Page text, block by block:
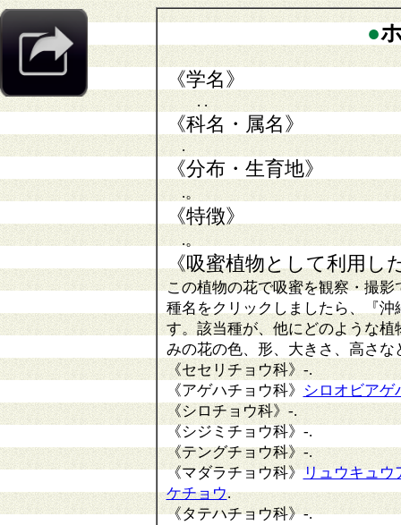
●
《学名》
. .
《科名・属名》
.
《分布・生育地》
.。
《特徴》
.。
《吸蜜植物として利用し
この植物の花で吸蜜を観察・撮影
種名をクリックしましたら、『
す。該当種が、他にどのような
みの花の色、形、大きさ、高さ
《セセリチョウ科》-.
《アゲハチョウ科》 シロオビアゲ
《シロチョウ科》 -.
《シジミチョウ科》 -.
《テングチョウ科》-.
《マダラチョウ科》リュウキュウ
ケチョウ.
《タテハチョウ科》-.